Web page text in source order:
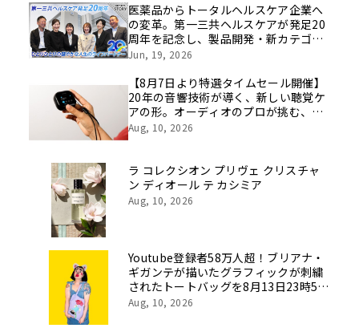
医薬品からトータルヘルスケア企業へ
の変革。第一三共ヘルスケアが発足20
周年を記念し、製品開発・新カテゴリ
挑戦の舞台や旧社統合時のエピソード
像を公開！
Jun, 19, 2026
【8月7日より特選タイムセール開催】
20年の音響技術が導く、新しい聴覚ケ
アの形。オーディオのプロが挑む、画
期的なスクリーン操作対応次世代スマ
Aug, 10, 2026
ラ コレクシオン プリヴェ クリスチャ
ン ディオール テ カシミア
Aug, 10, 2026
Youtube登録者58万人超！ブリアナ・
ギガンテが描いたグラフィックが刺繍
されたトートバッグを8月13日23時59
分まで期間限定で新発売！
Aug, 10, 2026